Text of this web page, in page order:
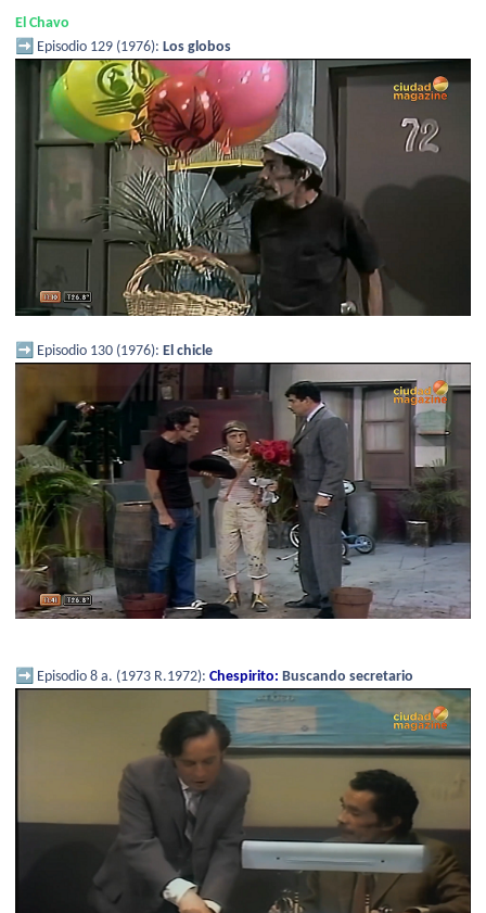
El Chavo
➡️ Episodio 129 (1976): Los globos
➡️ Episodio 130 (1976): El chicle
➡️ Episodio 8 a. (1973 R.1972): Chespirito: Buscando secretario